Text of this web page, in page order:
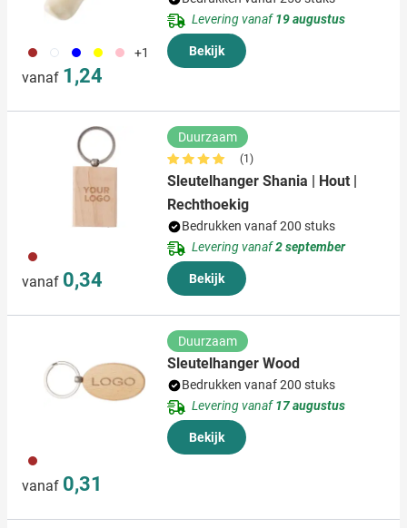
011 002 005 006 017 +1
vanaf 1,24
Levering vanaf19 augustus
Bekijk
011
vanaf 0,34
Duurzaam
(1)
Sleutelhanger Shania | Hout |
Rechthoekig
Bedrukken vanaf 200 stuks
Levering vanaf2 september
Bekijk
011
vanaf 0,31
Duurzaam
Sleutelhanger Wood
Bedrukken vanaf 200 stuks
Levering vanaf17 augustus
Bekijk